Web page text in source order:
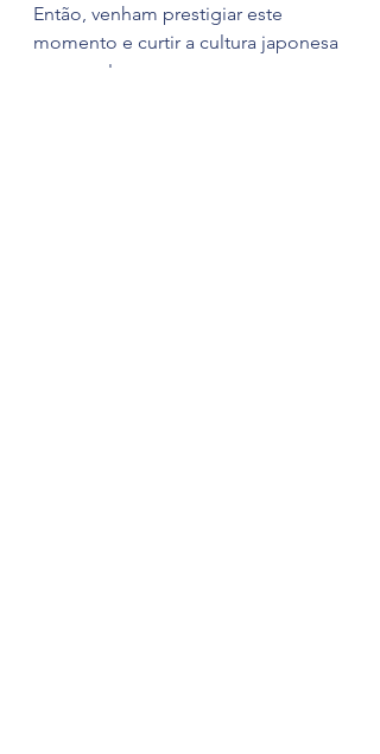
Então, venham prestigiar este
momento e curtir a cultura japonesa
conosco!